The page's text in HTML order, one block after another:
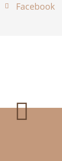
Facebook